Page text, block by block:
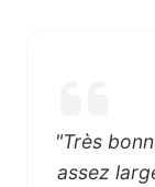
"Très
assez